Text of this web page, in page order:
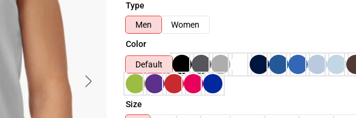
Type
Men
Women
Color
Default
Size